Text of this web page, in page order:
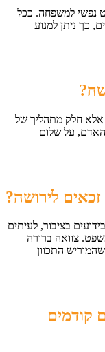
נפשי למשפחה. ככל
כך ניתן למנוע
?
חלק מתהליך של
האדם, על שלום
זכאים לירושה?
בציבור, לעיתים
צוואה ברורה
התכוון
קודמים